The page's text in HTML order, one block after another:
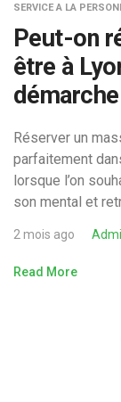
SERVICE A LA
Peut-on
être à
Réserver un
parfaitement
lorsque l’on
son mental et
2 mois ago
Read More